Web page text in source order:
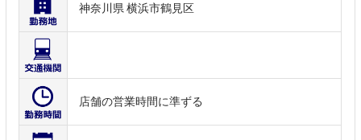
神奈川県 横浜市鶴見区
店舗の営業時間に準ずる